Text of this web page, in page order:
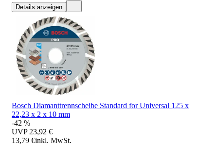
Details anzeigen
Bosch Diamanttrennscheibe Standard for Universal 125 x
22,23 x 2 x 10 mm
-42 %
UVP 23,92 €
13,79 €inkl. MwSt.